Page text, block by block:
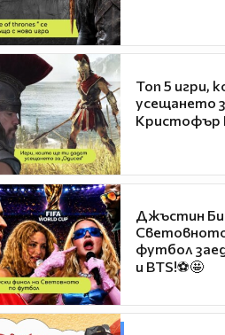
Топ 5 игри,
усещането
Кристофър
Джъстин
футбол
и BTS!⚽🤩